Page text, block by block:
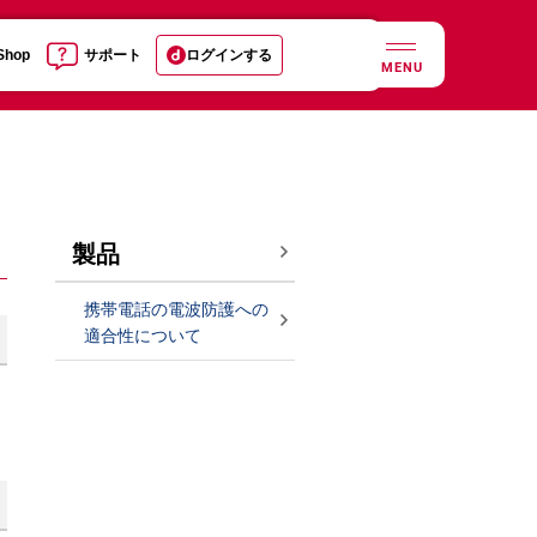
サポート ログインする
MENU
製品
携帯電話の電波防護への
適合性について